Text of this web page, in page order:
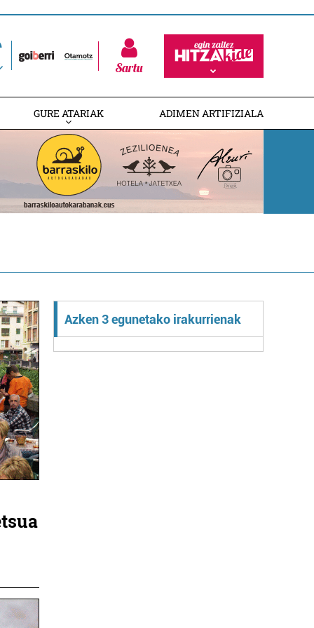
Sartu
GURE ATARIAK ADIMEN ARTIFIZIALA
Azken 3 egunetako irakurrienak